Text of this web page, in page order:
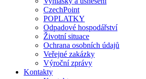
CzechPoint
POPLATKY
Odpadové hospodářství
Životní situace
Ochrana osobních údajů
Veřejné zakázky
Výroční zprávy
Kontakty